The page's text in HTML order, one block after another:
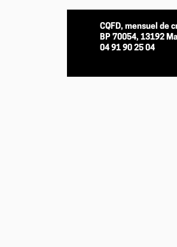
CQFD, mensuel de
BP 70054, 13192
04 91 90 25 04